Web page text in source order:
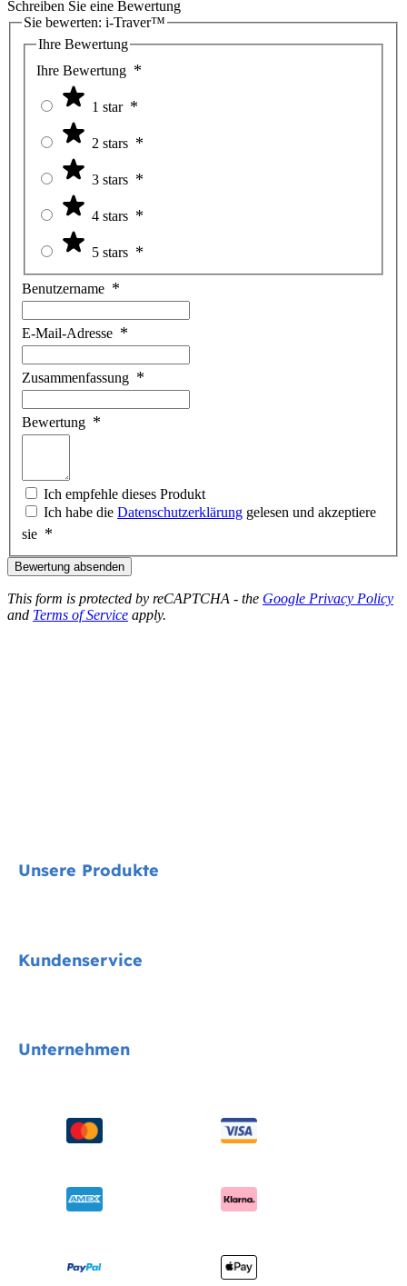
Schreiben Sie eine Bewertung
Sie bewerten: i-Traver™
Ihre Bewertung
Ihre Bewertung
1 star
2 stars
3 stars
4 stars
5 stars
Benutzername
E-Mail-Adresse
Zusammenfassung
Bewertung
Ich empfehle dieses Produkt
Ich habe die Datenschutzerklärung gelesen und akzeptiere
sie
Bewertung absenden
This form is protected by reCAPTCHA - the Google Privacy Policy
and Terms of Service apply.
Unsere Produkte
Kinderwagen
Schaukeln & Wippen
Babytragen
Kundenservice
Handbücher & mehr
Versand & Retoure
Benutzerhandbuch
Unternehmen
Über uns
Auszeichnungen
Produktregistrierung